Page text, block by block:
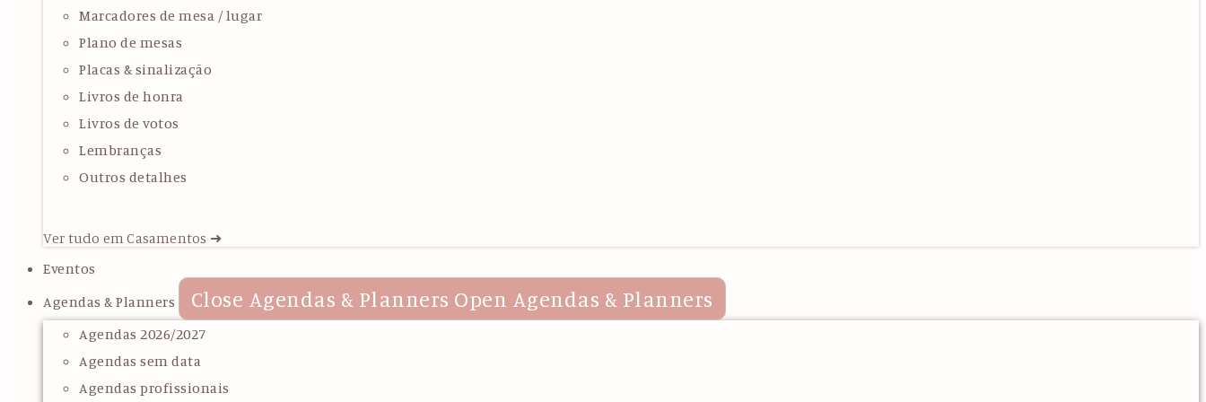
Marcadores de mesa / lugar
Plano de mesas
Placas & sinalização
Livros de honra
Livros de votos
Lembranças
Outros detalhes
Ver tudo em Casamentos ➜
Eventos
Agendas & Planners
Close Agendas & Planners Open Agendas & Planners
Agendas 2026/2027
Agendas sem data
Agendas profissionais